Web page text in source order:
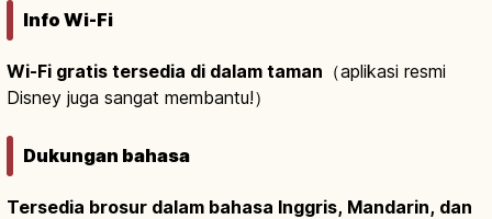
Info Wi-Fi
Wi-Fi gratis tersedia di dalam taman （aplikasi resmi
Disney juga sangat membantu!）
Dukungan bahasa
Tersedia brosur dalam bahasa Inggris, Mandarin, dan